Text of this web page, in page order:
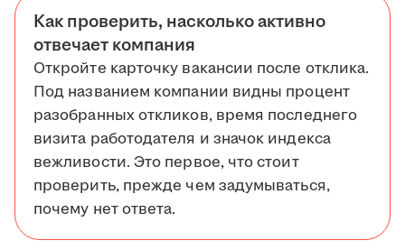
Как проверить, насколько активно
отвечает компания
Откройте карточку вакансии после отклика.
Под названием компании видны процент
разобранных откликов, время последнего
визита работодателя и значок индекса
вежливости. Это первое, что стоит
проверить, прежде чем задумываться,
почему нет ответа.